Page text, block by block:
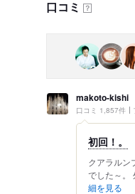
口コミ ？
makoto-kishi
口コミ 1,857件
初回！。
クアラルン
でした～。
細を見る